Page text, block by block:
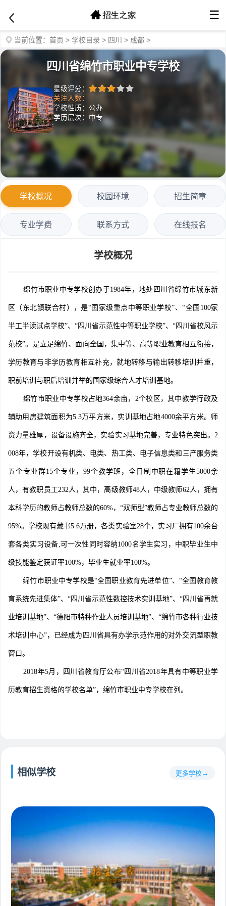
☰
当前位置： 首页 > 学校目录 > 四川 > 成都 >
四川省绵竹市职业中专学校
星级评分：
关注人数：
学校性质：公办
学历层次：中专
学校概况 校园环境 招生简章
专业学费 联系方式 在线报名
学校概况
绵竹市职业中专学校创办于1984年，地处四川省绵竹市城东新
区（东北镇联合村），是“国家级重点中等职业学校”、“全国100家
半工半读试点学校”、“四川省示范性中等职业学校”、“四川省校风示
范校”。是立足绵竹、面向全国，集中等、高等职业教育相互衔接，
学历教育与非学历教育相互补充，就地转移与输出转移培训并重，
职前培训与职后培训并举的国家级综合人才培训基地。
绵竹市职业中专学校占地364余亩，2个校区，其中教学行政及
辅助用房建筑面积为5.3万平方米，实训基地占地4000余平方米。师
资力量雄厚，设备设施齐全，实验实习基地完善，专业特色突出。2
008年，学校开设有机类、电类、热工类、电子信息类和三产服务类
五个专业群15个专业，99个教学班，全日制中职在籍学生5000余
人，有教职员工232人，其中，高级教师48人，中级教师62人，拥有
本科学历的教师占教师总数的60%，“双师型”教师占专业教师总数的
95%。学校现有藏书5.6万册，各类实验室28个，实习厂拥有100余台
套各类实习设备,可一次性同时容纳1000名学生实习，中职毕业生中
级技能鉴定获证率100%，毕业生就业率100%。
绵竹市职业中专学校是“全国职业教育先进单位”、“全国教育教
育系统先进集体”、“四川省示范性数控技术实训基地”、“四川省再就
业培训基地”、“德阳市特种作业人员培训基地”、“绵竹市各种行业技
术培训中心”，已经成为四川省具有办学示范作用的对外交流型职教
窗口。
2018年5月，四川省教育厅公布“四川省2018年具有中等职业学
历教育招生资格的学校名单”，绵竹市职业中专学校在列。
相似学校 更多学校